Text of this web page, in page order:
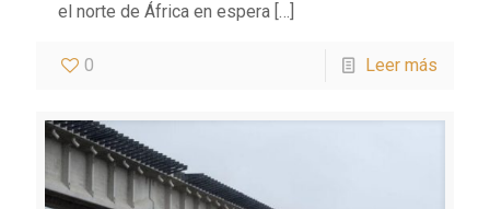
el norte de África en espera […]
0 Leer más